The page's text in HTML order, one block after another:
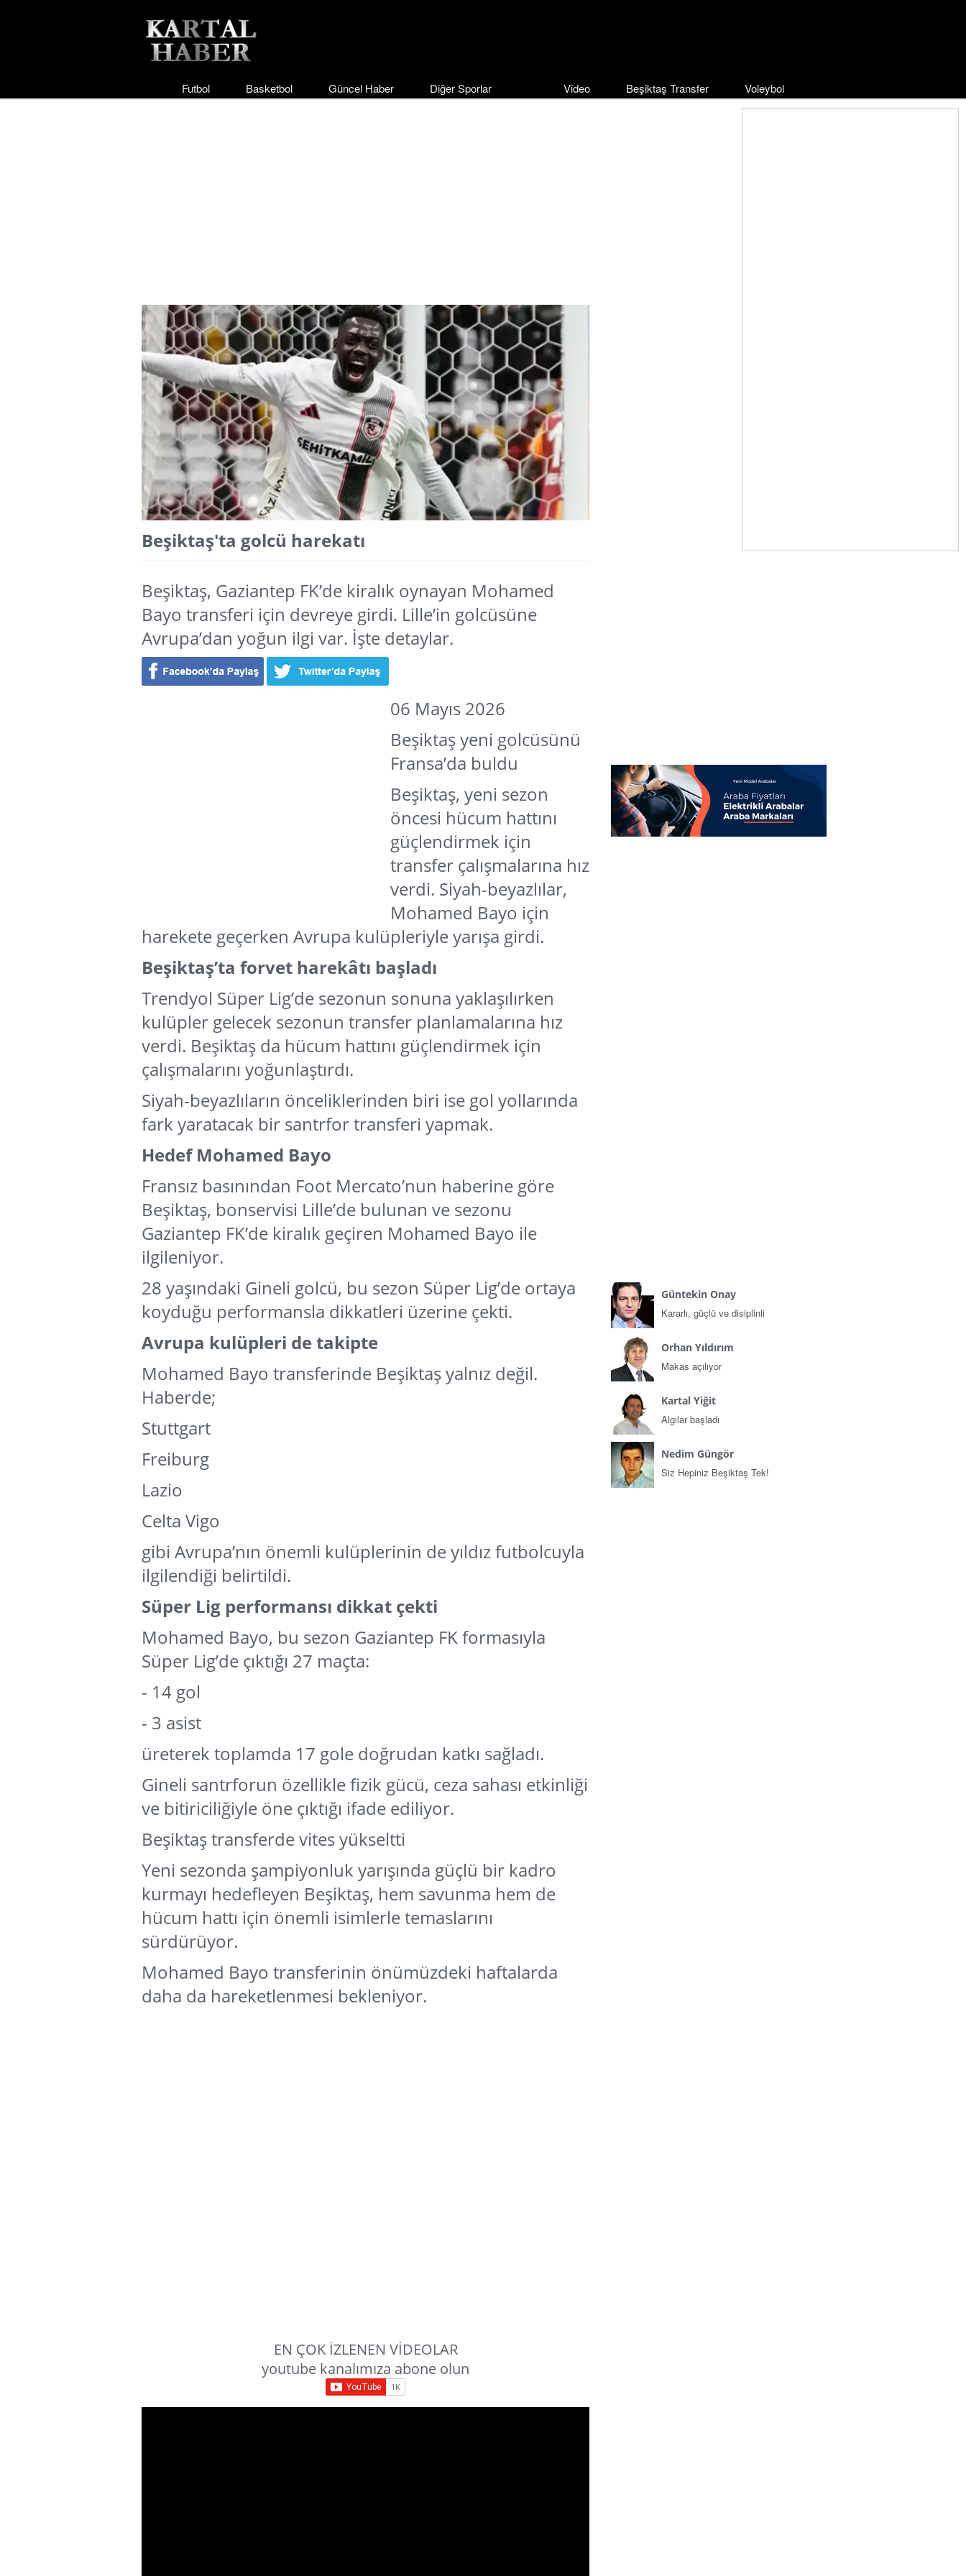
Futbol Basketbol Güncel Haber Diğer Sporlar Video Beşiktaş Transfer Voleybol
Beşiktaş'ta golcü harekatı
Beşiktaş, Gaziantep FK’de kiralık oynayan Mohamed
Bayo transferi için devreye girdi. Lille’in golcüsüne
Avrupa’dan yoğun ilgi var. İşte detaylar.
06 Mayıs 2026
Beşiktaş yeni golcüsünü
Fransa’da buldu
Beşiktaş, yeni sezon
öncesi hücum hattını
güçlendirmek için
transfer çalışmalarına hız
verdi. Siyah-beyazlılar,
Mohamed Bayo için
harekete geçerken Avrupa kulüpleriyle yarışa girdi.
Beşiktaş’ta forvet harekâtı başladı
Trendyol Süper Lig’de sezonun sonuna yaklaşılırken
kulüpler gelecek sezonun transfer planlamalarına hız
verdi. Beşiktaş da hücum hattını güçlendirmek için
çalışmalarını yoğunlaştırdı.
Siyah-beyazlıların önceliklerinden biri ise gol yollarında
fark yaratacak bir santrfor transferi yapmak.
Hedef Mohamed Bayo
Fransız basınından Foot Mercato’nun haberine göre
Beşiktaş, bonservisi Lille’de bulunan ve sezonu
Gaziantep FK’de kiralık geçiren Mohamed Bayo ile
ilgileniyor.
28 yaşındaki Gineli golcü, bu sezon Süper Lig’de ortaya
koyduğu performansla dikkatleri üzerine çekti.
Avrupa kulüpleri de takipte
Mohamed Bayo transferinde Beşiktaş yalnız değil.
Haberde;
Stuttgart
Freiburg
Lazio
Celta Vigo
gibi Avrupa’nın önemli kulüplerinin de yıldız futbolcuyla
ilgilendiği belirtildi.
Süper Lig performansı dikkat çekti
Mohamed Bayo, bu sezon Gaziantep FK formasıyla
Süper Lig’de çıktığı 27 maçta:
- 14 gol
- 3 asist
üreterek toplamda 17 gole doğrudan katkı sağladı.
Gineli santrforun özellikle fizik gücü, ceza sahası etkinliği
ve bitiriciliğiyle öne çıktığı ifade ediliyor.
Beşiktaş transferde vites yükseltti
Yeni sezonda şampiyonluk yarışında güçlü bir kadro
kurmayı hedefleyen Beşiktaş, hem savunma hem de
hücum hattı için önemli isimlerle temaslarını
sürdürüyor.
Mohamed Bayo transferinin önümüzdeki haftalarda
daha da hareketlenmesi bekleniyor.
EN ÇOK İZLENEN VİDEOLAR
youtube kanalımıza abone olun
Güntekin Onay
Kararlı, güçlü ve disiplinli
Orhan Yıldırım
Makas açılıyor
Kartal Yiğit
Algılar başladı
Nedim Güngör
Siz Hepiniz Beşiktaş Tek!